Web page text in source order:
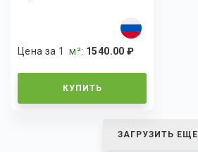
Цена за 1м²: 1540.00 ₽
КУПИТЬ
ЗАГРУЗИТЬ ЕЩЕ